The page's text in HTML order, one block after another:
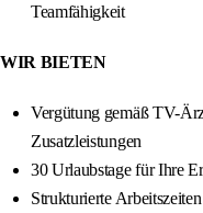
Teamfähigkeit
WIR BIETEN
Vergütung gemäß TV-
Zusatzleistungen
30 Urlaubstage für Ihre
Strukturierte